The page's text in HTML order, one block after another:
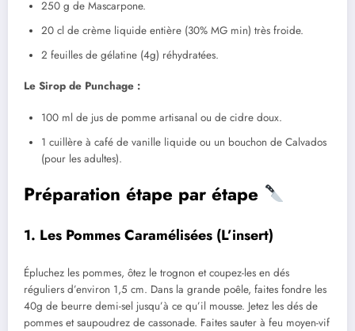
250 g de Mascarpone.
20 cl de crème liquide entière (30% MG min) très froide.
2 feuilles de gélatine (4g) réhydratées.
Le Sirop de Punchage :
100 ml de jus de pomme artisanal ou de cidre doux.
1 cuillère à café de vanille liquide ou un bouchon de Calvados
(pour les adultes).
Préparation étape par étape
1. Les Pommes Caramélisées (L’insert)
Épluchez les pommes, ôtez le trognon et coupez-les en dés
réguliers d’environ 1,5 cm. Dans la grande poêle, faites fondre les
40g de beurre demi-sel jusqu’à ce qu’il mousse. Jetez les dés de
pommes et saupoudrez de cassonade. Faites sauter à feu moyen-vif